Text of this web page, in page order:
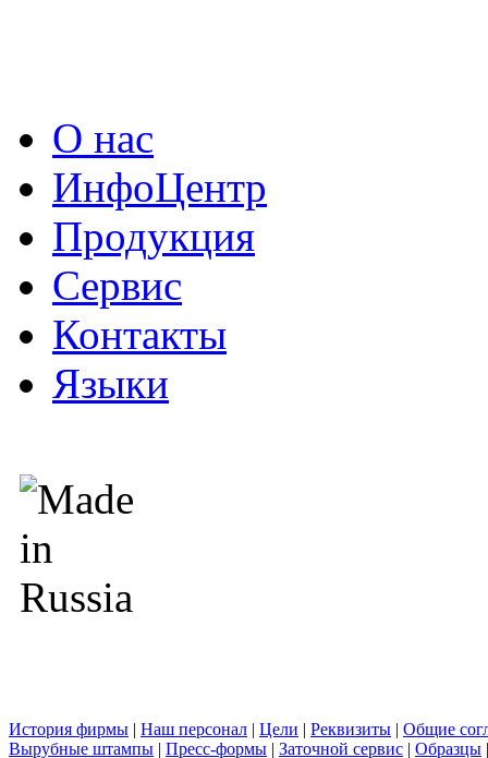
О нас
ИнфоЦентр
Продукция
Сервис
Контакты
Языки
История фирмы | Наш персонал | Цели | Реквизиты | Общие
Вырубные штампы | Пресс-формы | Заточной сервис | Образцы